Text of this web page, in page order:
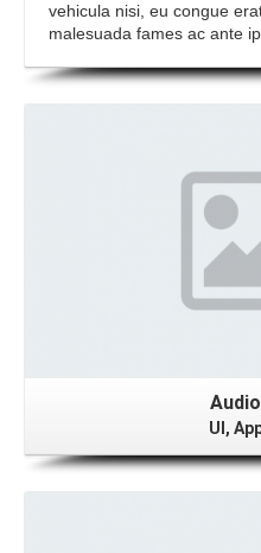
vehicula nisi, eu congue
malesuada fames ac ante
UI,